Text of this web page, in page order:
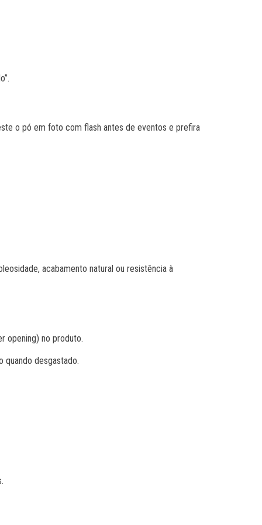
o pó em foto com flash antes de eventos e prefira
acabamento natural ou resistência à
opening) no produto.
quando desgastado.